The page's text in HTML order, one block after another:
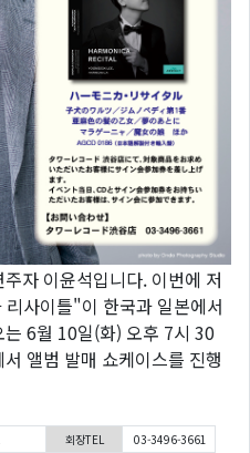
자 이윤석입니다. 이번에 저
사이틀"이 한국과 일본에서
6월 10일(화) 오후 7시 30
앨범 발매 쇼케이스를 진행
회장TEL
03-3496-3661